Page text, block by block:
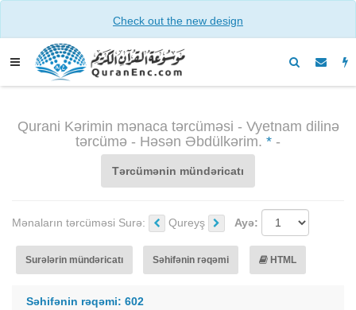
Check out the new design
Qurani Kərimin mənaca tərcüməsi - Vyetnam dilinə
tərcümə - Həsən Əbdülkərim. * -
Tərcümənin mündəricatı
Mənaların tərcüməsi Surə: Qureyş Ayə:
Surələrin mündəricatı Səhifənin rəqəmi HTML
Səhifənin rəqəmi: 602